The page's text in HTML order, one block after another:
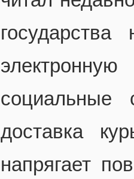
социальные
доставка
напрягает